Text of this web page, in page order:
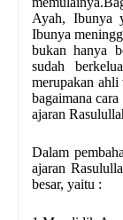
Ayah, Ibunya
Ibunya
bukan hanya
sudah
merupakan ahli
bagaimana
ajaran
Dalam
ajaran
besar, yaitu :